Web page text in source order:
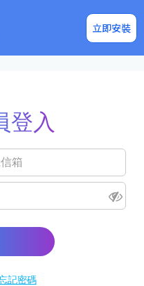
立即安裝
企業求才
登入
記密碼